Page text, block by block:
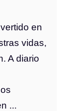
en
vidas,
A diario
...